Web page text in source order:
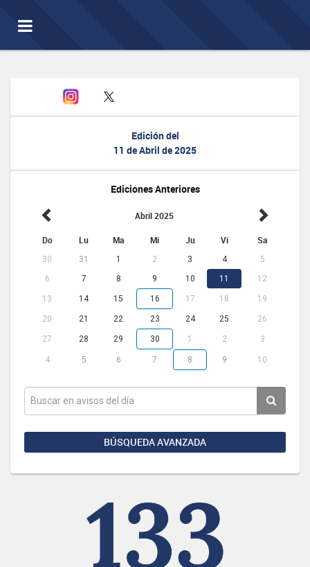
Toggle
navigation
Edición del
11 de Abril de 2025
Ediciones Anteriores
Abril 2025
Do Lu Ma Mi Ju Vi Sa
30 31 1 2 3 4
5
6
7 8 9 10 11 12
13 14 15 16 17 18 19
20 21 22 23 24 25 26
27 28 29 30 1 2 3
4 5 6 7 8 9 10
BÚSQUEDA AVANZADA